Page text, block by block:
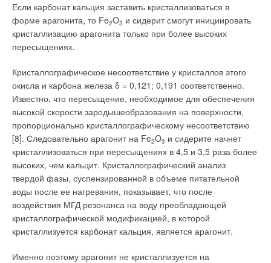
Если карбонат кальция заставить кристаллизоваться в
форме арагонита, то Fe2O3 и сидерит смогут инициировать
кристаллизацию арагонита только при более высоких
пересыщениях.
Кристаллографическое несоответствие у кристаллов этого
окисла и карбона железа δ = 0,121; 0,191 соответственно.
Известно, что пересыщение, необходимое для обеспечения
высокой скорости зародышеобразования на поверхности,
пропорционально кристаллографическому несоответствию
[8]. Следовательно арагонит на Fe2O3 и сидерите начнет
кристаллизоваться при пересыщениях в 4,5 и 3,5 раза более
высоких, чем кальцит. Кристаллографический анализ
твердой фазы, суспензированной в объеме питательной
воды после ее нагревания, показывает, что после
воздействия МГД резонанса на воду преобладающей
кристаллографической модификацией, в которой
кристаллизуется карбонат кальция, является арагонит.
Именно поэтому арагонит не кристаллизуется на